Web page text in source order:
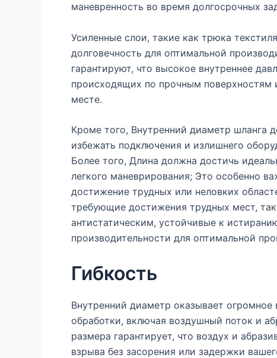
маневренность во время долгосрочных
Усиленные слои, такие как трюка
долговечность для оптимальной
гарантируют, что высокое внутреннее
происходящих по прочным
месте.
Кроме того, Внутренний диаметр шланга
избежать подключения и излишнего
Более того, Длина должна достичь
легкого маневрирования; Это особенно
достижение трудных или неловких
требующие достижения трудных мест,
антистатическим, устойчивые к
производительности для оптимальной
Гибкость
Внутренний диаметр оказывает
обработки, включая воздушный поток и
размера гарантирует, что воздух и
взрыва без засорения или задержки